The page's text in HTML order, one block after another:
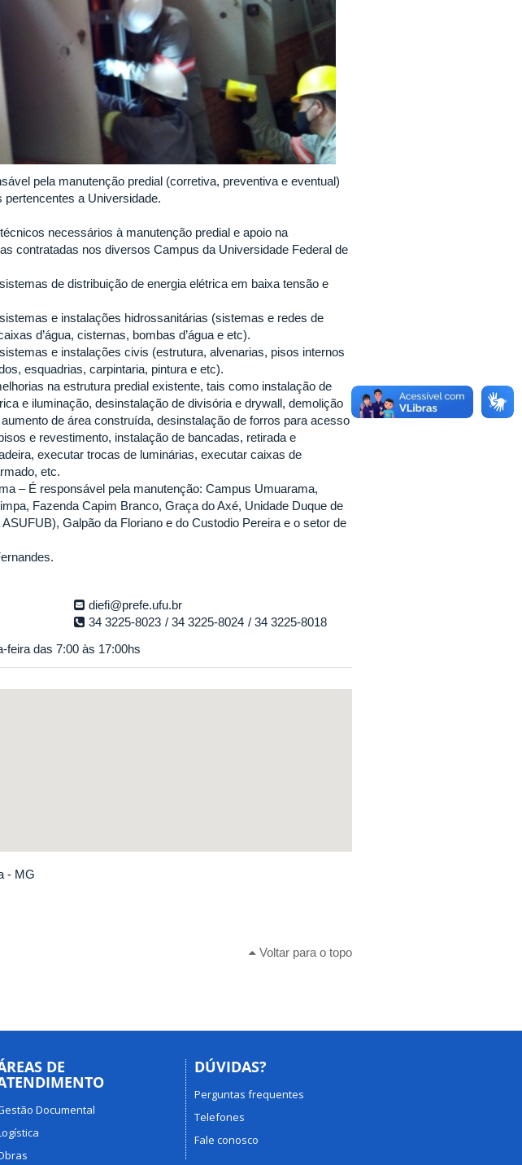
pela manutenção predial (corretiva, preventiva e eventual)
a Universidade.
necessários à manutenção predial e apoio na
contratadas nos diversos Campus da Universidade Federal de
de distribuição de energia elétrica em baixa tensão e
e instalações hidrossanitárias (sistemas e redes de
d’água, cisternas, bombas d’água e etc).
e instalações civis (estrutura, alvenarias, pisos internos
esquadrias, carpintaria, pintura e etc).
na estrutura predial existente, tais como instalação de
e iluminação, desinstalação de divisória e drywall, demolição
de área construída, desinstalação de forros para acesso
e revestimento, instalação de bancadas, retirada e
executar trocas de luminárias, executar caixas de
etc.
– É responsável pela manutenção: Campus Umuarama,
Fazenda Capim Branco, Graça do Axé, Unidade Duque de
Galpão da Floriano e do Custodio Pereira e o setor de
diefi@prefe.ufu.br
34 3225-8023
34 3225-8024
34 3225-8018
feira das 7:00 às 17:00hs
- MG
Voltar para o topo
DE
Documental
DÚVIDAS?
Perguntas frequentes
Telefones
Fale conosco